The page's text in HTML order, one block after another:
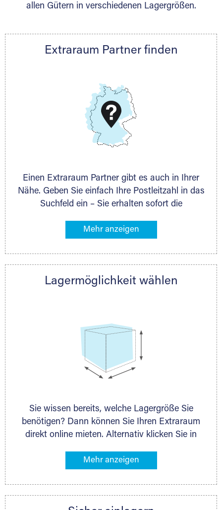
Nachricht.
Telefon:+49 6145 5442 - 404
DMG Aktiengesellschaft
www.dmg-ag.com
allen Gütern in verschiedenen Lagergrößen.
Extraraum Partner finden
Einen Extraraum Partner gibt es auch in Ihrer
Nähe. Geben Sie einfach Ihre Postleitzahl in das
Suchfeld ein – Sie erhalten sofort die
Lagermöglichkeiten in Ihrer Nähe. An zahlreichen
direkt online mieten. Gibt es Extraraum noch
nächstgelegenen Partner und besprechen alles
Lagermöglichkeit wählen
Sie wissen bereits, welche Lagergröße Sie
benötigen? Dann können Sie Ihren Extraraum
direkt online mieten. Alternativ klicken Sie in
Gegenstände an, die Sie einlagern möchten –
ermittelt. Natürlich steht Ihnen Ihr Extraraum